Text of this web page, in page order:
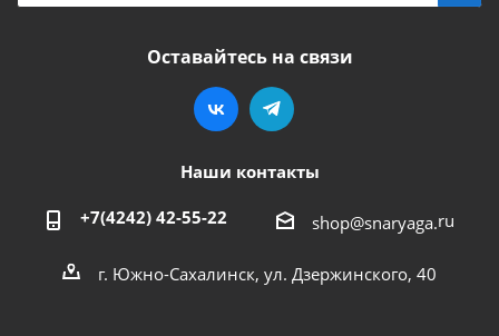
Оставайтесь на связи
Наши контакты
+7(4242) 42-55-22 shop@snaryaga.ru
г. Южно-Сахалинск, ул. Дзержинского, 40